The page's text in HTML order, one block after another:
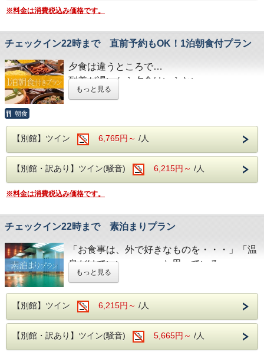
お食事は
夕食・朝食共に
ビュッフェスタイルとなります。
サワー、ハイボールなどの定番のアルコール類
さらに、さらに
生ビールや日本酒の地酒までが飲み放題となりセットでお楽
しみいただけます！
ざいます。
2日～ 7日前まで・・・ご宿泊料金の20％
当日・・・ご宿泊料金の50％
無連絡・・ご宿泊料金の100％
袋田の滝をはじめ、久慈川沿いの風光明媚な環境で
4月中旬には桜、下旬から5月中旬に掛けては新緑が
近隣には日本三名瀑の【袋田の滝】や滝の裏側がの
ぞける【月待の滝】、
ノスタルジックな佇まいから、数々のドラマや映画
【旧上岡小学校】など名所も数多くございます。
大浴場は【大子温泉】となり、
PH8.75ナトリウム-硫酸塩・塩化物温泉です！
ヌメヌメ感を体験してください。
お食事は
夕食・朝食共に
和洋中の厳選した様々な料理を
お好きなものをお好きなだけ、お召し上がりがりい
ただける
ビュッフェスタイルとなります。
さらに夕食時はソフトドリンクだけでなく、
サワー、ハイボールなどの定番のアルコール類
さらに、さらに
生ビールや日本酒の地酒までが飲み放題となりセッ
※料金は消費税込み価格です。
チェックイン22時まで 直前予約もOK！1泊朝食付プラン
夕食は違うところで…
到着が遅いから夕食はいらない…
など、お客様のニーズに合わせたプランで
奥久慈館は
袋田の滝をはじめ、久慈川沿いの風光明媚な
4月中旬には桜、下旬から5月中旬に掛けては
側がのぞける【月待の滝】、
ノスタルジックな佇まいから、数々のドラマ
や映画のロケ地になっている
【旧上岡小学校】など名所も数多くございま
す。
大浴場は【大子温泉】となり、
古くから美人の湯とされた肌を滑らかにす
もっと見る
朝食
【別館】ツイン 6,765円～ /人
【別館・訳あり】ツイン(騒音) 6,215円～ /人
※料金は消費税込み価格です。
チェックイン22時まで 素泊まりプラン
「お食事は、外で好きなものを・・・」「温
泉だけでいい・・・」と思っている
お客様も大歓迎!!ぜひこの機会にお越しくだ
さいませ。
※ご精算はチェックイン時となります。
もっと見る
【別館】ツイン 6,215円～ /人
【別館・訳あり】ツイン(騒音) 5,665円～ /人